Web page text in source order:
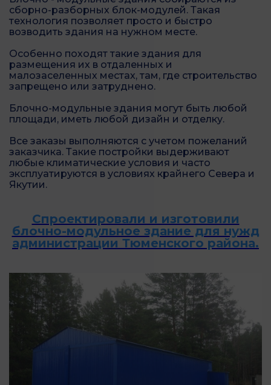
сборно-разборных блок-модулей. Такая
технология позволяет просто и быстро
возводить здания на нужном месте.
Особенно походят такие здания для
размещения их в отдаленных и
малозаселенных местах, там, где строительство
запрещено или затруднено.
Блочно-модульные здания могут быть любой
площади, иметь любой дизайн и отделку.
Все заказы выполняются с учетом пожеланий
заказчика. Такие постройки выдерживают
любые климатические условия и часто
эксплуатируются в условиях крайнего Севера и
Якутии.
Спроектировали и изготовили
блочно-модульное здание для нужд
администрации Тюменского района.